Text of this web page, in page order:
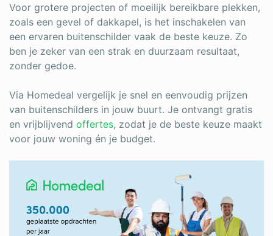
Voor grotere projecten of moeilijk bereikbare plekken,
zoals een gevel of dakkapel, is het inschakelen van
een ervaren buitenschilder vaak de beste keuze. Zo
ben je zeker van een strak en duurzaam resultaat,
zonder gedoe.
Via Homedeal vergelijk je snel en eenvoudig prijzen
van buitenschilders in jouw buurt. Je ontvangt gratis
en vrijblijvend offertes, zodat je de beste keuze maakt
voor jouw woning én je budget.